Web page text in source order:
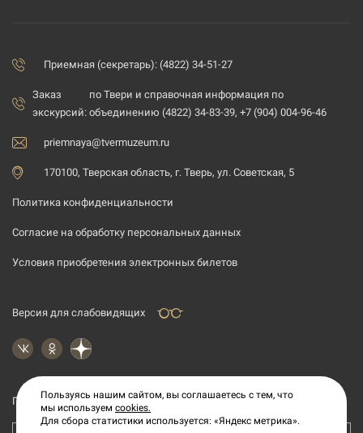
Приемная (секретарь): (4822) 34-51-27
Заказ
экскурсий:
по Твери и справочная информация по
объединению (4822) 34-83-39, +7 (904) 004-96-46
priemnaya@tvermuzeum.ru
170100, Тверская область, г. Тверь, ул. Советская, 5
Политика конфиденциальности
Согласие на обработку персональных данных
Условия приобретения электронных билетов
Версия для слабовидящих
Подпишитесь на рассылку новостей
Пользуясь нашим сайтом, вы соглашаетесь с тем, что
мы используем cookies.
Для сбора статистики используется: «Яндекс метрика».